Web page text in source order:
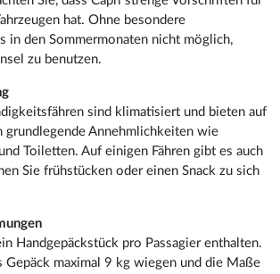
hat. Ohne besondere
in den Sommermonaten nicht möglich,
zu benutzen.
sind klimatisiert und bieten auf
grundlegende Annehmlichkeiten wie
Toiletten. Auf einigen Fähren gibt es auch
Sie frühstücken oder einen Snack zu sich
Handgepäckstück pro Passagier enthalten.
Gepäck maximal 9 kg wiegen und die Maße